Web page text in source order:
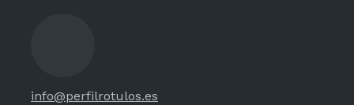
info@perfilrotulos.es